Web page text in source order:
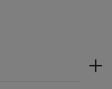
Wert ein